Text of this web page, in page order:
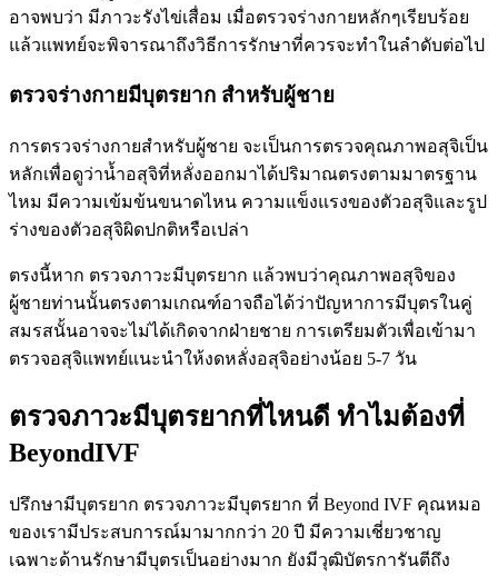
อาจพบว่า มีภาวะรังไข่เสื่อม เมื่อตรวจร่างกายหลักๆเรียบร้อย
แล้วแพทย์จะพิจารณาถึงวิธีการรักษาที่ควรจะทำในลำดับต่อไป
ตรวจร่างกายมีบุตรยาก สำหรับผู้ชาย
การตรวจร่างกายสำหรับผู้ชาย จะเป็นการตรวจคุณภาพอสุจิเป็น
หลักเพื่อดูว่าน้ำอสุจิที่หลั่งออกมาได้ปริมาณตรงตามมาตรฐาน
ไหม มีความเข้มข้นขนาดไหน ความแข็งแรงของตัวอสุจิและรูป
ร่างของตัวอสุจิผิดปกติหรือเปล่า
ตรงนี้หาก ตรวจภาวะมีบุตรยาก แล้วพบว่าคุณภาพอสุจิของ
ผู้ชายท่านนั้นตรงตามเกณฑ์อาจถือได้ว่าปัญหาการมีบุตรในคู่
สมรสนั้นอาจจะไม่ได้เกิดจากฝ่ายชาย การเตรียมตัวเพื่อเข้ามา
ตรวจอสุจิแพทย์แนะนำให้งดหลั่งอสุจิอย่างน้อย 5-7 วัน
ตรวจภาวะมีบุตรยากที่ไหนดี ทำไมต้องที่
BeyondIVF
ปรึกษามีบุตรยาก ตรวจภาวะมีบุตรยาก ที่ Beyond IVF คุณหมอ
ของเรามีประสบการณ์มามากกว่า 20 ปี มีความเชี่ยวชาญ
เฉพาะด้านรักษามีบุตรเป็นอย่างมาก ยังมีวุฒิบัตรการันตีถึง